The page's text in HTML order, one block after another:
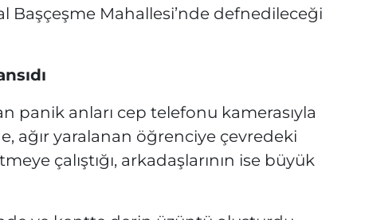
Başçeşme Mahallesi’nde defnedileceği
panik anları cep telefonu kamerasıyla
ağır yaralanan öğrenciye çevredeki
çalıştığı, arkadaşlarının ise büyük